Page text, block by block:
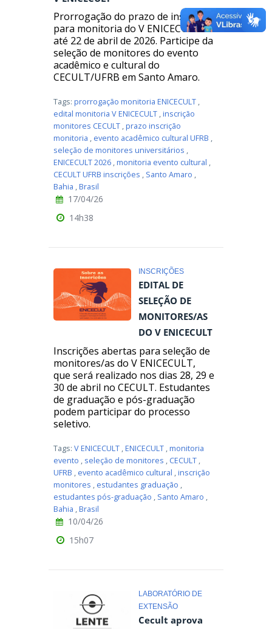
Prorrogação do prazo de inscrição
para monitoria do V ENICECULT
até 22 de abril de 2026. Participe da
seleção de monitores do evento
acadêmico e cultural do
CECULT/UFRB em Santo Amaro.
Tags: prorrogação monitoria ENICECULT ,
edital monitoria V ENICECULT ,inscrição
monitores CECULT ,prazo inscrição
monitoria , evento acadêmico cultural UFRB ,
seleção de monitores universitários ,
ENICECULT 2026 ,monitoria evento cultural ,
CECULT UFRB inscrições , Santo Amaro ,
Bahia ,Brasil
17/04/26
14h38
INSCRIÇÕES
EDITAL DE
SELEÇÃO DE
MONITORES/AS
DO V ENICECULT
Inscrições abertas para seleção de
monitores/as do V ENICECULT,
que será realizado nos dias 28, 29 e
30 de abril no CECULT. Estudantes
de graduação e pós-graduação
podem participar do processo
seletivo.
Tags: V ENICECULT ,ENICECULT ,monitoria
evento , seleção de monitores , CECULT ,
UFRB , evento acadêmico cultural ,inscrição
monitores , estudantes graduação ,
estudantes pós-graduação , Santo Amaro ,
Bahia ,Brasil
10/04/26
15h07
LABORATÓRIO DE
EXTENSÃO
Cecult aprova